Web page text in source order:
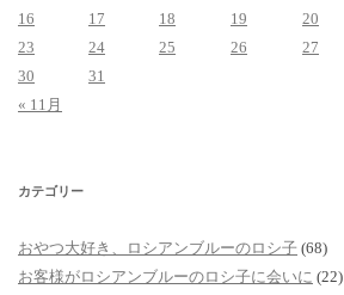
16
17 18 19 20
23
24 25 26 27
30
31
« 11月
カテゴリー
おやつ大好き、ロシアンブルーのロシ子 (68)
お客様がロシアンブルーのロシ子に会いに (22)